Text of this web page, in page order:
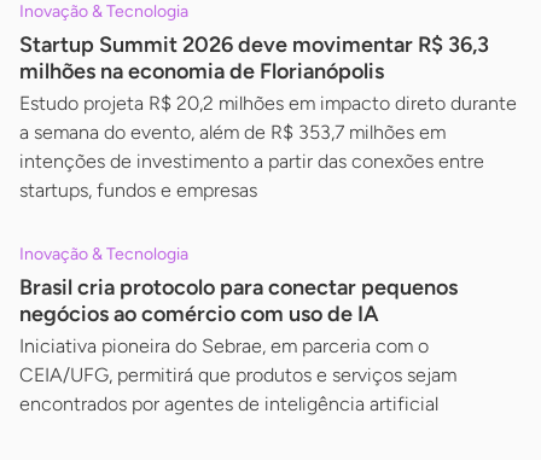
Inovação & Tecnologia
Startup Summit 2026 deve movimentar R$ 36,3
milhões na economia de Florianópolis
Estudo projeta R$ 20,2 milhões em impacto direto durante
a semana do evento, além de R$ 353,7 milhões em
intenções de investimento a partir das conexões entre
startups, fundos e empresas
Inovação & Tecnologia
Brasil cria protocolo para conectar pequenos
negócios ao comércio com uso de IA
Iniciativa pioneira do Sebrae, em parceria com o
CEIA/UFG, permitirá que produtos e serviços sejam
encontrados por agentes de inteligência artificial